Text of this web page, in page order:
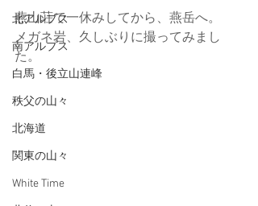
北アルプス
南アルプス
白馬・後立山連峰
秩父の山々
北海道
関東の山々
White Time
燕山荘で一休みしてから、燕岳へ。
メガネ岩、久しぶりに撮ってみまし
た。